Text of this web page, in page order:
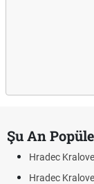
Şu An
Hradec
Hradec